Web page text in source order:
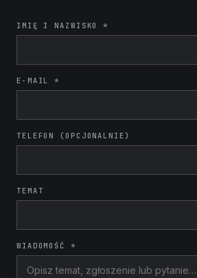
IMIĘ I NAZWISKO *
E-MAIL *
TELEFON (OPCJONALNIE)
TEMAT
WIADOMOŚĆ *